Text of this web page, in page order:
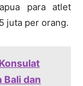
para atlet
juta per orang.
Bali dan